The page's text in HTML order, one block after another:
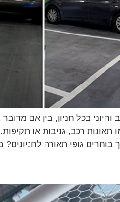
וחיוני בכל חניון, בין אם
תאונות רכב, גניבות או
גופי תאורה